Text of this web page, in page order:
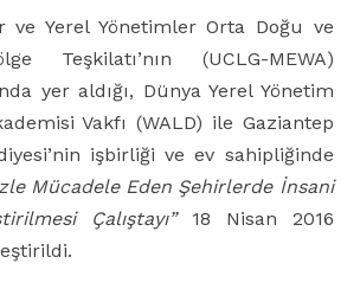
ve Yerel Yönetimler Orta Doğu ve
Teşkilatı’nın (UCLG-MEWA)
yer aldığı, Dünya Yerel Yönetim
Vakfı (WALD) ile Gaziantep
işbirliği ve ev sahipliğinde
Mücadele Eden Şehirlerde İnsani
Çalıştayı”18 Nisan 2016